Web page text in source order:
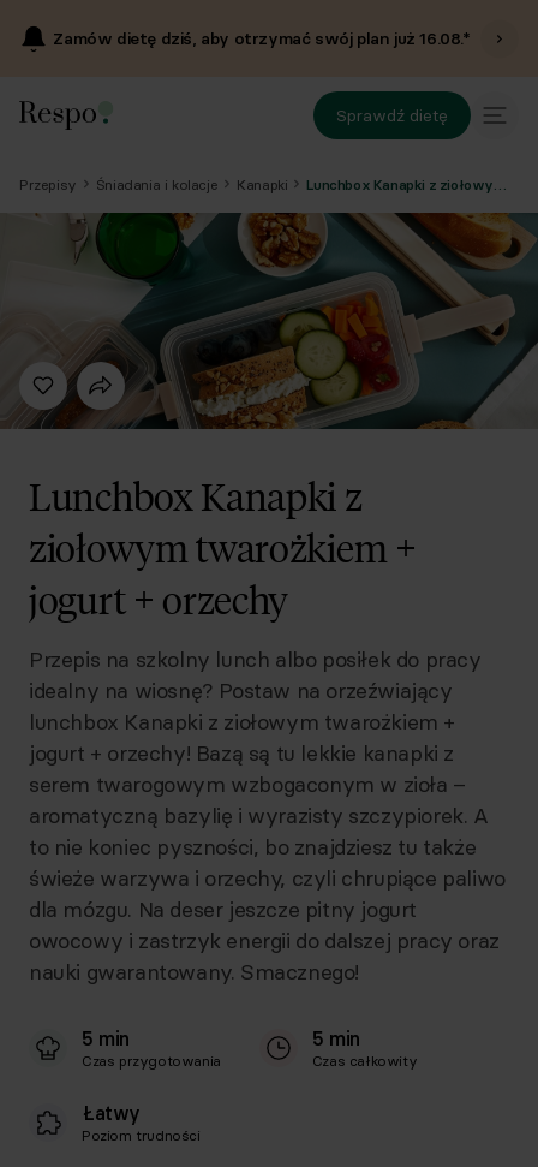
Zamów dietę dziś, aby otrzymać swój plan już16.08.*
Sprawdź dietę
Przepisy Śniadania i kolacje Kanapki
Lunchbox Kanapki z
ziołowym twarożkiem +
jogurt + orzechy
Przepis na szkolny lunch albo posiłek do pracy
idealny na wiosnę? Postaw na orzeźwiający
lunchbox Kanapki z ziołowym twarożkiem +
jogurt + orzechy! Bazą są tu lekkie kanapki z
serem twarogowym wzbogaconym w zioła –
aromatyczną bazylię i wyrazisty szczypiorek. A
to nie koniec pyszności, bo znajdziesz tu także
świeże warzywa i orzechy, czyli chrupiące paliwo
dla mózgu. Na deser jeszcze pitny jogurt
owocowy i zastrzyk energii do dalszej pracy oraz
nauki gwarantowany. Smacznego!
5 min
Czas przygotowania
5 min
Czas całkowity
Łatwy
Poziom trudności